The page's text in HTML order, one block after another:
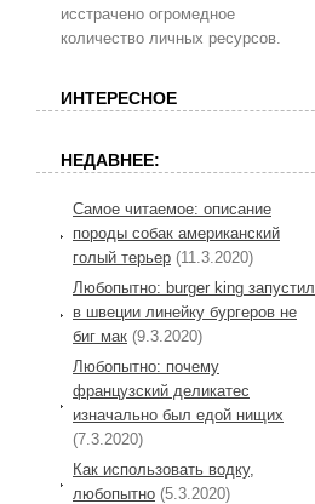
исстрачено огромедное
количество личных ресурсов.
ИНТЕРЕСНОЕ
НЕДАВНЕЕ:
Самое читаемое: описание
породы собак американский
голый терьер (11.3.2020)
Любопытно: burger king запустил
в швеции линейку бургеров не
биг мак (9.3.2020)
Любопытно: почему
французский деликатес
изначально был едой нищих
(7.3.2020)
Как использовать водку,
любопытно (5.3.2020)